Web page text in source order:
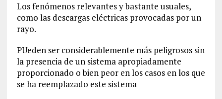
Los fenómenos relevantes y bastante usuales,
como las descargas eléctricas provocadas por un
rayo.
PUeden ser considerablemente más peligrosos sin
la presencia de un sistema apropiadamente
proporcionado o bien peor en los casos en los que
se ha reemplazado este sistema